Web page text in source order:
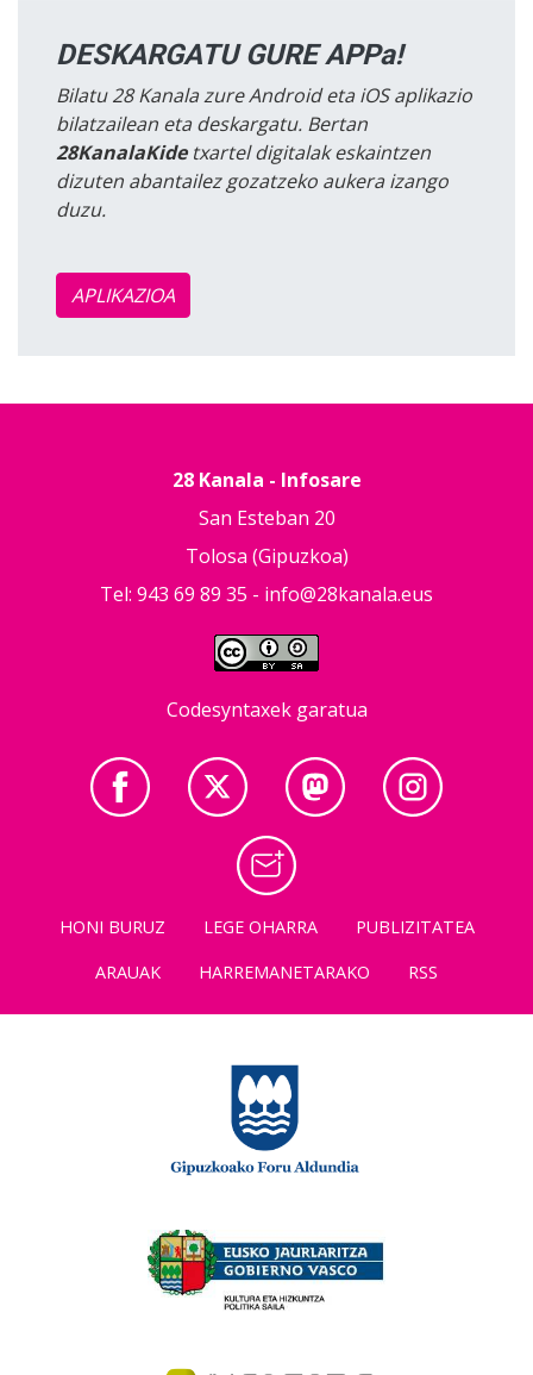
DESKARGATU GURE APPa!
Bilatu 28 Kanala zure Android eta iOS aplikazio
bilatzailean eta deskargatu. Bertan
28KanalaKidetxartel digitalak eskaintzen
dizuten abantailez gozatzeko aukera izango
duzu.
APLIKAZIOA
28 Kanala - Infosare
San Esteban 20
Tolosa (Gipuzkoa)
Tel: 943 69 89 35 - info@28kanala.eus
Codesyntaxek garatua
HONI BURUZ LEGE OHARRA
PUBLIZITATEA
ARAUAK
HARREMANETARAKO RSS